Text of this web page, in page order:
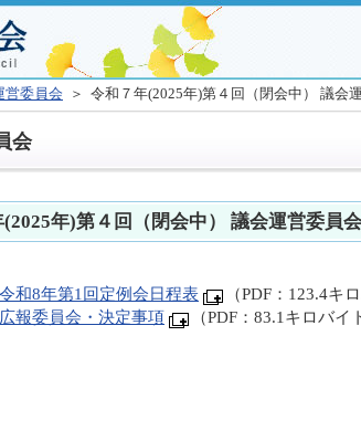
営委員会 ＞ 令和７年(2025年)第４回（閉会中） 議会
会
年)第４回（閉会中） 議会運営委員会
和8年第1回定例会日程表
（PDF：123.4キ
報委員会・決定事項
（PDF：83.1キロバイ